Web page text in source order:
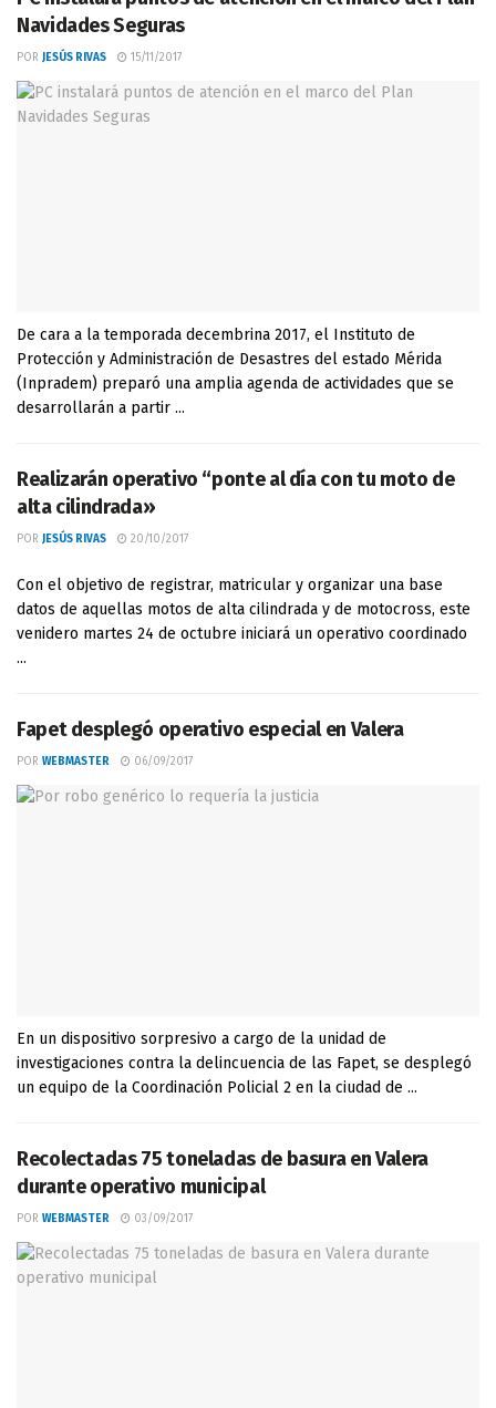
Navidades Seguras
POR JESÚS RIVAS 15/11/2017
De cara a la temporada decembrina 2017, el Instituto de
Protección y Administración de Desastres del estado Mérida
(Inpradem) preparó una amplia agenda de actividades que se
desarrollarán a partir ...
Realizarán operativo “ponte al día con tu moto de
alta cilindrada»
POR JESÚS RIVAS 20/10/2017
Con el objetivo de registrar, matricular y organizar una base
datos de aquellas motos de alta cilindrada y de motocross, este
venidero martes 24 de octubre iniciará un operativo coordinado
...
Fapet desplegó operativo especial en Valera
POR WEBMASTER 06/09/2017
En un dispositivo sorpresivo a cargo de la unidad de
investigaciones contra la delincuencia de las Fapet, se desplegó
un equipo de la Coordinación Policial 2 en la ciudad de ...
Recolectadas 75 toneladas de basura en Valera
durante operativo municipal
POR WEBMASTER 03/09/2017